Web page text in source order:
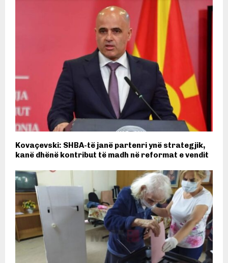
Kovaçevski: SHBA-të janë partenri ynë strategjik,
kanë dhënë kontribut të madh në reformat e vendit